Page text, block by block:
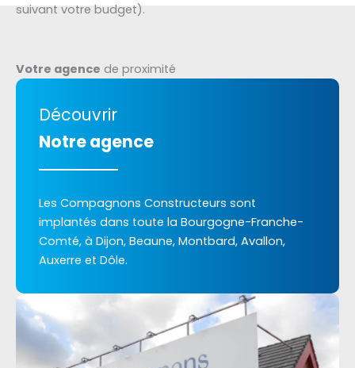
suivant votre budget).
Votre agence de proximité
Découvrir
Notre agence
Les Compagnons Constructeurs sont
implantés dans toute la Bourgogne-Franche-
Comté, à Dijon, Beaune, Montbard, Avallon,
Auxerre et Dôle.